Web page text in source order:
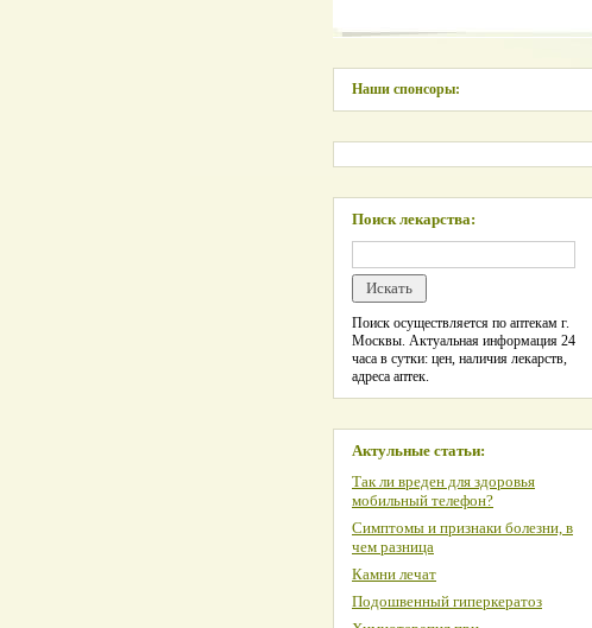
Наши спонсоры:
Поиск лекарства:
Поиск осуществляется по аптекам г.
Москвы. Актуальная информация 24
часа в сутки: цен, наличия лекарств,
адреса аптек.
Актульные статьи:
Так ли вреден для здоровья
мобильный телефон?
Симптомы и признаки болезни, в
чем разница
Камни лечат
Подошвенный гиперкератоз